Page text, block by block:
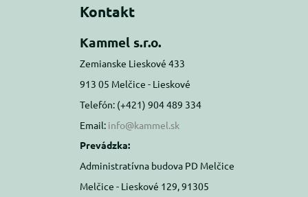
Kontakt
Kammel s.r.o.
Zemianske Lieskové 433
913 05 Melčice - Lieskové
Telefón: (+421) 904 489 334
Email: info@kammel.sk
Prevádzka:
Administratívna budova PD Melčice
Melčice - Lieskové 129, 91305